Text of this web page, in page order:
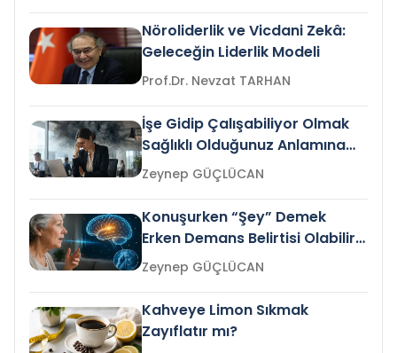
Nöroliderlik ve Vicdani Zekâ:
Geleceğin Liderlik Modeli
Prof.Dr. Nevzat TARHAN
İşe Gidip Çalışabiliyor Olmak
Sağlıklı Olduğunuz Anlamına
Gelir mi?Zeynep GÜÇLÜCAN
Konuşurken “Şey” Demek
Erken Demans Belirtisi Olabilir
mi?
Zeynep GÜÇLÜCAN
Kahveye Limon Sıkmak
Zayıflatır mı?